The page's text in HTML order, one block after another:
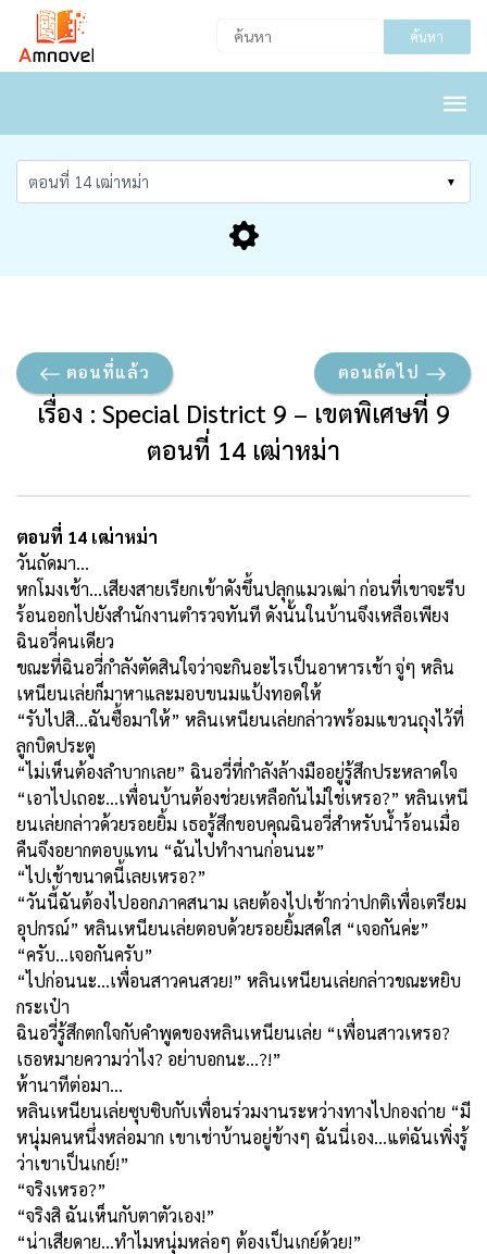
ค้นหา
ตอนที่แล้ว ตอนถัดไป
เรื่อง : Special District 9 – เขตพิเศษที่ 9
ตอนที่ 14 เฒ่าหม่า
ตอนที่ 14 เฒ่าหม่า
วันถัดมา...
หกโมงเช้า...เสียงสายเรียกเข้าดังขึ้นปลุกแมวเฒ่า ก่อนที่เขาจะรีบ
ร้อนออกไปยังสำนักงานตำรวจทันที ดังนั้นในบ้านจึงเหลือเพียง
ฉินอวี่คนเดียว
ขณะที่ฉินอวี่กำลังตัดสินใจว่าจะกินอะไรเป็นอาหารเช้า จู่ๆ หลิน
เหนียนเล่ยก็มาหาและมอบขนมแป้งทอดให้
“รับไปสิ...ฉันซื้อมาให้” หลินเหนียนเล่ยกล่าวพร้อมแขวนถุงไว้ที่
ลูกบิดประตู
“ไม่เห็นต้องลำบากเลย” ฉินอวี่ที่กำลังล้างมืออยู่รู้สึกประหลาดใจ
“เอาไปเถอะ...เพื่อนบ้านต้องช่วยเหลือกันไม่ใช่เหรอ?” หลินเหนี
ยนเล่ยกล่าวด้วยรอยยิ้ม เธอรู้สึกขอบคุณฉินอวี่สำหรับน้ำร้อนเมื่อ
คืนจึงอยากตอบแทน “ฉันไปทำงานก่อนนะ”
“ไปเช้าขนาดนี้เลยเหรอ?”
“วันนี้ฉันต้องไปออกภาคสนาม เลยต้องไปเช้ากว่าปกติเพื่อเตรียม
อุปกรณ์” หลินเหนียนเล่ยตอบด้วยรอยยิ้มสดใส “เจอกันค่ะ”
“ครับ...เจอกันครับ”
“ไปก่อนนะ...เพื่อนสาวคนสวย!” หลินเหนียนเล่ยกล่าวขณะหยิบ
กระเป๋า
ฉินอวี่รู้สึกตกใจกับคำพูดของหลินเหนียนเล่ย “เพื่อนสาวเหรอ?
เธอหมายความว่าไง? อย่าบอกนะ…?!”
ห้านาทีต่อมา…
หลินเหนียนเล่ยซุบซิบกับเพื่อนร่วมงานระหว่างทางไปกองถ่าย “มี
หนุ่มคนหนึ่งหล่อมาก เขาเช่าบ้านอยู่ข้างๆ ฉันนี่เอง...แต่ฉันเพิ่งรู้
ว่าเขาเป็นเกย์!”
“จริงเหรอ?”
“จริงสิ ฉันเห็นกับตาตัวเอง!”
“น่าเสียดาย...ทำไมหนุ่มหล่อๆ ต้องเป็นเกย์ด้วย!”